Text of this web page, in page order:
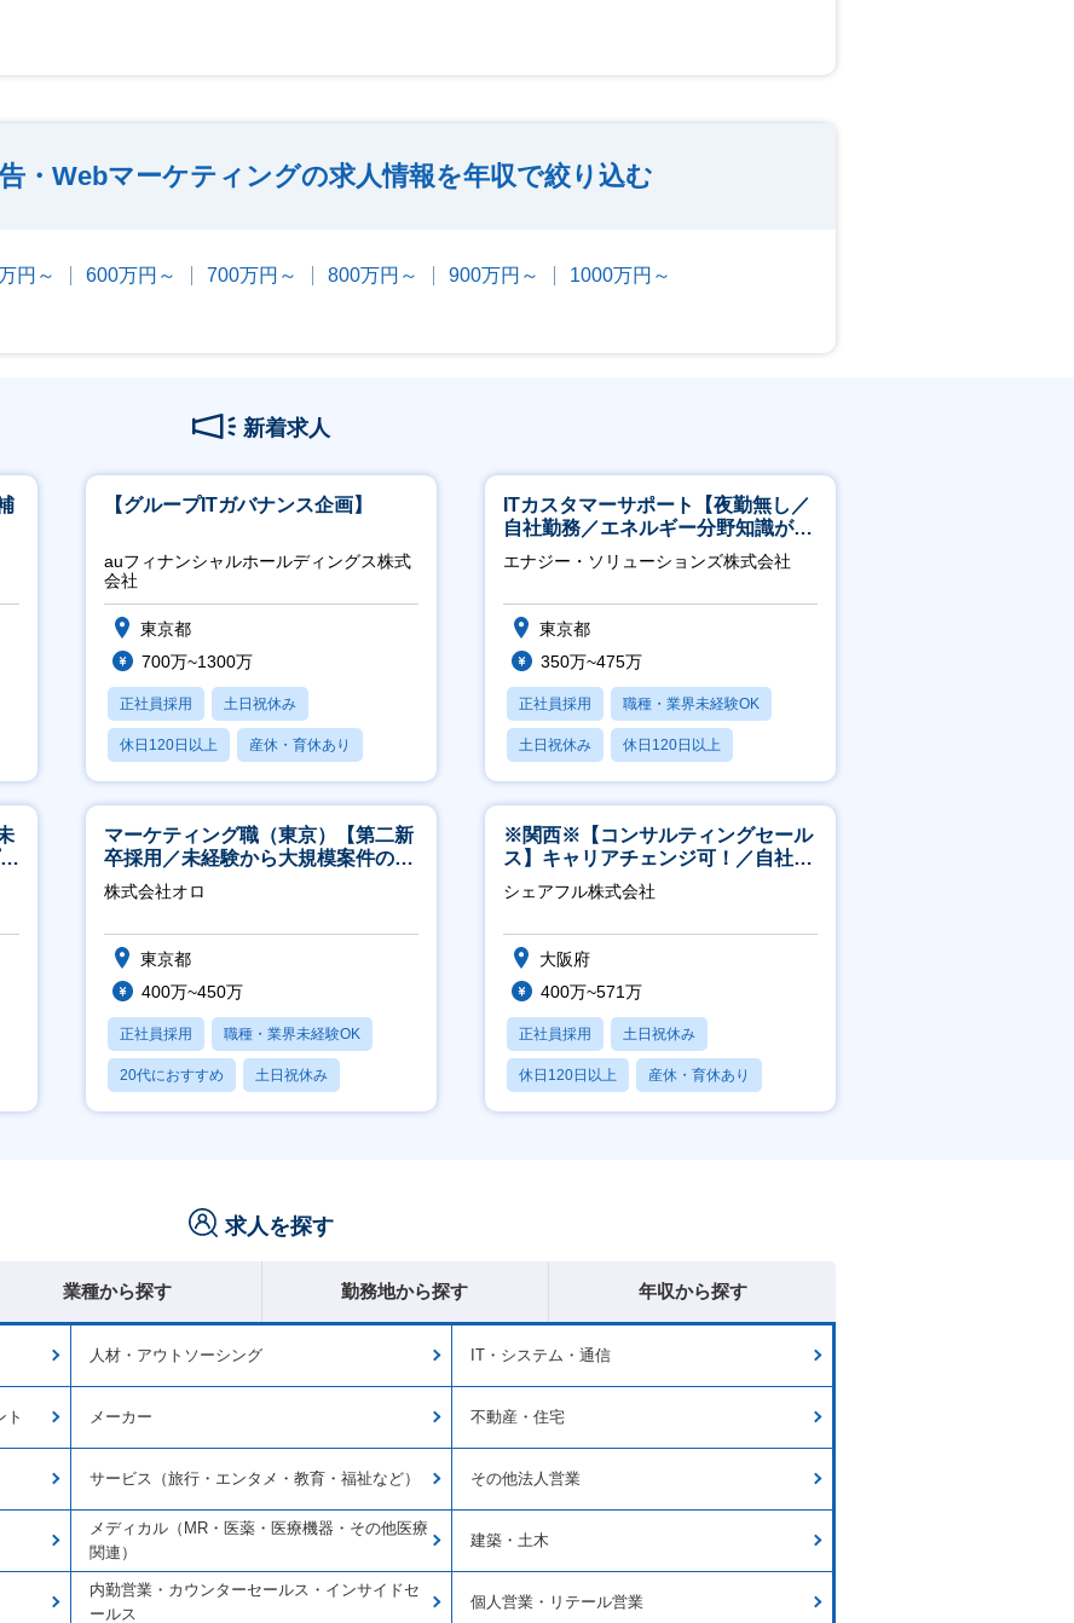
・Webマーケティングの求人情報を年収で絞り込む
円～ 600万円～ 700万円～ 800万円～ 900万円～
1000万円～
新着求人
【グループITガバナンス企画】
auフィナンシャルホールディングス株式
会社
東京都
700万~1300万
正社員採用 土日祝休み
休日120日以上 産休・育休あり
賞与あり
ITカスタマーサポート【夜勤無し／
自社勤務／エネルギー分野知識が身
につきます】
エナジー・ソリューションズ株式会社
東京都
350万~475万
正社員採用 職種・業界未経験OK
土日祝休み 休日120日以上
産休・育休あり
マーケティング職（東京）【第二新
卒採用／未経験から大規模案件のマ
ーケティングが経験できる／研修充
実】
株式会社オロ
東京都
400万~450万
正社員採用 職種・業界未経験OK
20代におすすめ 土日祝休み
休日120日以上
※関西※【コンサルティングセール
ス】キャリアチェンジ可！／自社サ
ービス『シェアフル』の営業
シェアフル株式会社
大阪府
400万~571万
正社員採用 土日祝休み
休日120日以上 産休・育休あり
賞与あり
求人を探す
業種から探す 勤務地から探す 年収から探す
人材・アウトソーシング IT・システム・通信
ト メーカー 不動産・住宅
サービス（旅行・エンタメ・教育・福祉など） その他法人営業
メディカル（MR・医薬・医療機器・その他医療
関連）
建築・土木
内勤営業・カウンターセールス・インサイドセ
ールス
個人営業・リテール営業